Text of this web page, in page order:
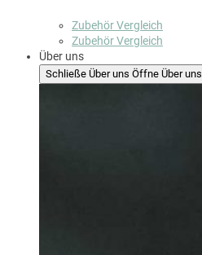
Zubehör Vergleich
Zubehör Vergleich
Über uns
Schließe Über uns Öffne Über uns